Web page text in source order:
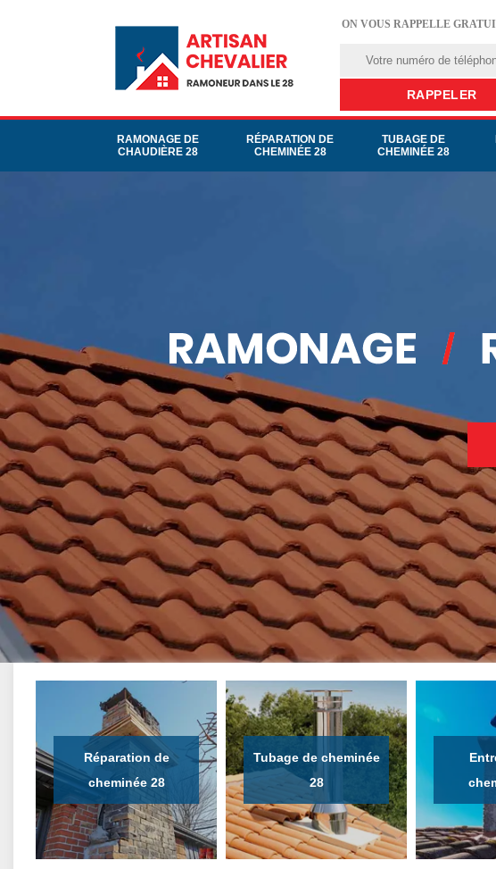
ON VOUS RAPPELLE
RAMONAGE DE
CHAUDIÈRE 28
RÉPARATION DE
CHEMINÉE 28
TUBAGE DE
CHEMINÉE 28
Réparation de
cheminée 28
Tubage de cheminée
28